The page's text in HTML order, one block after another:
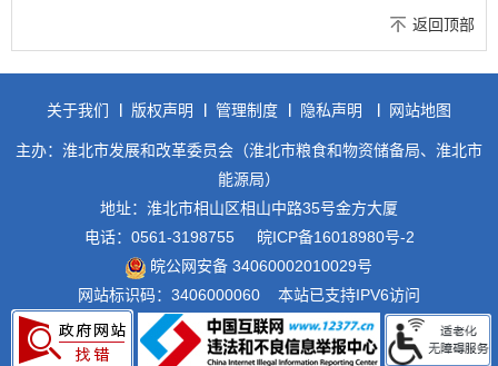
返回顶部
关于我们 版权声明 管理制度 隐私声明 网站地图
主办：淮北市发展和改革委员会（淮北市粮食和物资储备局、淮北市
能源局）
地址：淮北市相山区相山中路35号金方大厦
电话：0561-3198755
皖ICP备16018980号-2
皖公网安备 34060002010029号
网站标识码：3406000060
本站已支持IPV6访问